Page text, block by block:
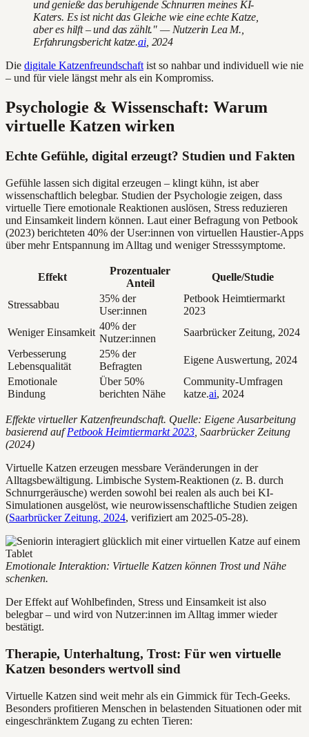
und genieße das beruhigende Schnurren meines KI-
Katers. Es ist nicht das Gleiche wie eine echte Katze,
aber es hilft – und das zählt." — Nutzerin Lea M.,
Erfahrungsbericht katze.ai, 2024
Die digitale Katzenfreundschaft ist so nahbar und individuell wie nie
– und für viele längst mehr als ein Kompromiss.
Psychologie & Wissenschaft: Warum
virtuelle Katzen wirken
Echte Gefühle, digital erzeugt? Studien und Fakten
Gefühle lassen sich digital erzeugen – klingt kühn, ist aber
wissenschaftlich belegbar. Studien der Psychologie zeigen, dass
virtuelle Tiere emotionale Reaktionen auslösen, Stress reduzieren
und Einsamkeit lindern können. Laut einer Befragung von Petbook
(2023) berichteten 40% der User:innen von virtuellen Haustier-Apps
über mehr Entspannung im Alltag und weniger Stresssymptome.
Effekt
Prozentualer
Anteil
Quelle/Studie
Stressabbau
35% der
User:innen
Petbook Heimtiermarkt
2023
Weniger Einsamkeit
40% der
Nutzer:innen
Saarbrücker Zeitung, 2024
Verbesserung
Lebensqualität
25% der
Befragten
Eigene Auswertung, 2024
Emotionale
Bindung
Über 50%
berichten Nähe
Community-Umfragen
katze.ai, 2024
Effekte virtueller Katzenfreundschaft. Quelle: Eigene Ausarbeitung
basierend aufPetbook Heimtiermarkt 2023 , Saarbrücker Zeitung
(2024)
Virtuelle Katzen erzeugen messbare Veränderungen in der
Alltagsbewältigung. Limbische System-Reaktionen (z. B. durch
Schnurrgeräusche) werden sowohl bei realen als auch bei KI-
Simulationen ausgelöst, wie neurowissenschaftliche Studien zeigen
(Saarbrücker Zeitung, 2024, verifiziert am 2025-05-28).
Emotionale Interaktion: Virtuelle Katzen können Trost und Nähe
schenken.
Der Effekt auf Wohlbefinden, Stress und Einsamkeit ist also
belegbar – und wird von Nutzer:innen im Alltag immer wieder
bestätigt.
Therapie, Unterhaltung, Trost: Für wen virtuelle
Katzen besonders wertvoll sind
Virtuelle Katzen sind weit mehr als ein Gimmick für Tech-Geeks.
Besonders profitieren Menschen in belastenden Situationen oder mit
eingeschränktem Zugang zu echten Tieren: